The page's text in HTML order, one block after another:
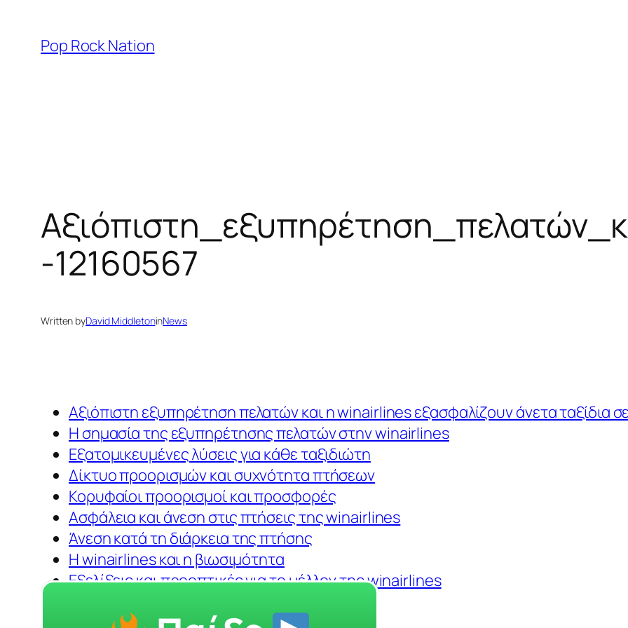
content
Pop Rock Nation
-12160567
Written byDavid MiddletoninNews
Αξιόπιστη εξυπηρέτηση πελατών και η winairlines εξασφαλίζουν άνετα ταξίδια
Η σημασία της εξυπηρέτησης πελατών στην winairlines
Εξατομικευμένες λύσεις για κάθε ταξιδιώτη
Δίκτυο προορισμών και συχνότητα πτήσεων
Κορυφαίοι προορισμοί και προσφορές
Ασφάλεια και άνεση στις πτήσεις της winairlines
Άνεση κατά τη διάρκεια της πτήσης
Η winairlines και η βιωσιμότητα
Εξελίξεις και προοπτικές για το μέλλον της winairlines